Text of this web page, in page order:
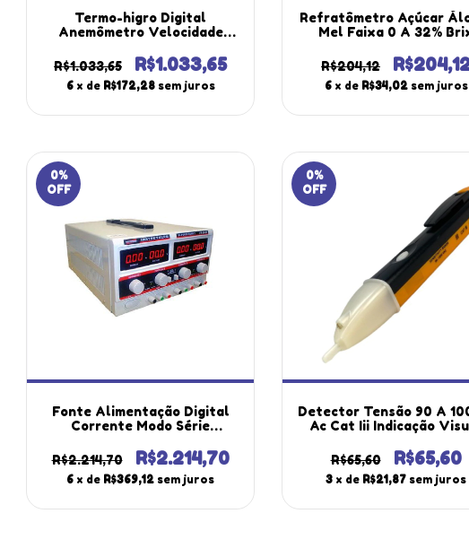
Termo-higro Digital
Anemômetro Velocidade
Higrômetro Umidade Thar-
300 Portátil Instrutherm
R$1.033,65 R$1.033,65
6 x de R$172,28 sem juros
Refratômetro Açúcar
Mel Faixa 0 A 32%
30 Atc Portátil
Com Estojo
R$204,12
6 x de R$34,02 sem juros
0%
OFF
Fonte Alimentação Digital
Corrente Modo Série
Volts Pesquisas Fa-3030
Portátil Instrutherm
R$2.214,70 R$2.214,70
6 x de R$369,12 sem juros
0%
OFF
Detector Tensão 90 A
Ac Cat Iii Indicação
Instrutherm
R$65,60 R$65,60
3 x de R$21,87 sem juros